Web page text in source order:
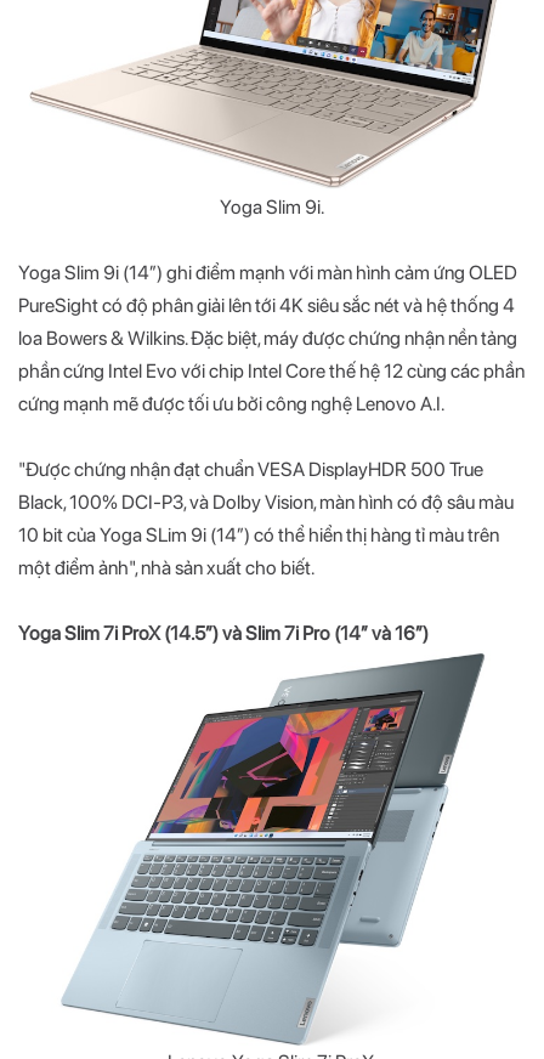
Yoga Slim 9i.
Yoga Slim 9i (14”) ghi điểm mạnh với màn hình cảm ứng OLED
PureSight có độ phân giải lên tới 4K siêu sắc nét và hệ thống 4
loa Bowers & Wilkins. Đặc biệt, máy được chứng nhận nền tảng
phần cứng Intel Evo với chip Intel Core thế hệ 12 cùng các phần
cứng mạnh mẽ được tối ưu bởi công nghệ Lenovo A.I.
"Được chứng nhận đạt chuẩn VESA DisplayHDR 500 True
Black, 100% DCI-P3, và Dolby Vision, màn hình có độ sâu màu
10 bit của Yoga SLim 9i (14”) có thể hiển thị hàng tỉ màu trên
một điểm ảnh", nhà sản xuất cho biết.
Yoga Slim 7i ProX (14.5”) và Slim 7i Pro (14” và 16”)